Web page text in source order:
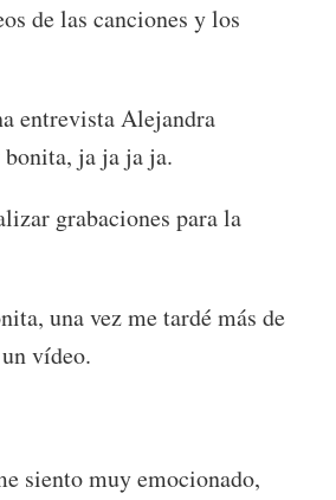
de las canciones y los
entrevista Alejandra
ja ja ja ja.
grabaciones para la
una vez me tardé más de
vídeo.
siento muy emocionado,